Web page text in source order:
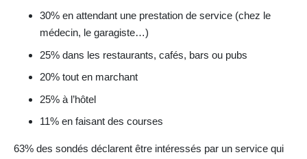
30% en attendant une prestation de service (chez le
médecin, le garagiste…)
25% dans les restaurants, cafés, bars ou pubs
20% tout en marchant
25% à l’hôtel
11% en faisant des courses
63% des sondés déclarent être intéressés par un service qui